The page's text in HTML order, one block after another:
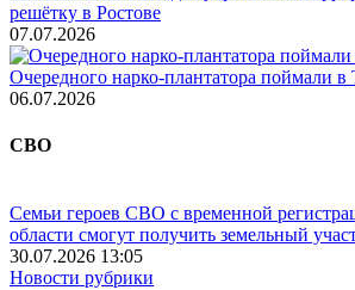
решётку в Ростове
07.07.2026
Очередного нарко-плантатора поймали в
06.07.2026
СВО
Семьи героев СВО с временной
области смогут получить земельный
30.07.2026 13:05
Новости рубрики